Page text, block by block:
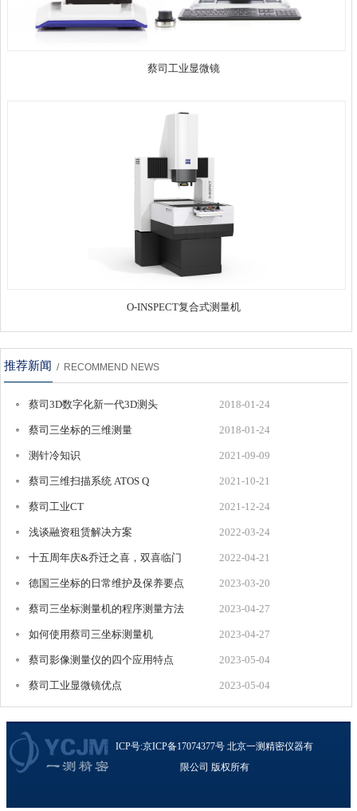
蔡司工业显微镜
O-INSPECT复合式测量机
推荐新闻 / RECOMMEND NEWS
蔡司3D数字化新一代3D测头
COMET®LƎD
2018-01-24
蔡司三坐标的三维测量 2018-01-24
测针冷知识 2021-09-09
蔡司三维扫描系统 ATOS Q 2021-10-21
蔡司工业CT 2021-12-24
浅谈融资租赁解决方案 2022-03-24
十五周年庆&乔迁之喜，双喜临门 2022-04-21
德国三坐标的日常维护及保养要点 2023-03-20
蔡司三坐标测量机的程序测量方法 2023-04-27
如何使用蔡司三坐标测量机 2023-04-27
蔡司影像测量仪的四个应用特点 2023-05-04
蔡司工业显微镜优点 2023-05-04